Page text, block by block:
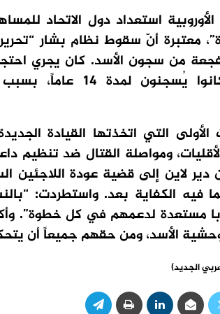
استعداد دول الاتحاد
معتبرة أنّ سقوط نظام بشار
من سجون الأسد. كان يجري
وقتلهم هناك. أبرياء
التي اتخذتها القيادة
ومواصلة القتال ضد
لاين إلى قضية عودة اللاجئين
الكفاية بعد. واستطردت:
مستعدة لدعمهم في كل خطوة”.
الأسد، ومن حقهم جميعاً أن
الجديد)